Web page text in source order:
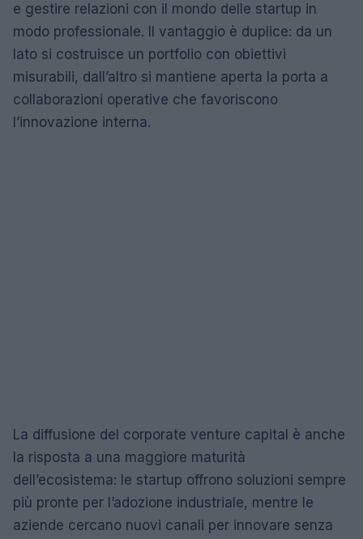
e gestire relazioni con il mondo delle startup in
modo professionale. Il vantaggio è duplice: da un
lato si costruisce un portfolio con obiettivi
misurabili, dall’altro si mantiene aperta la porta a
collaborazioni operative che favoriscono
l’innovazione interna.
La diffusione del corporate venture capital è anche
la risposta a una maggiore maturità
dell’ecosistema: le startup offrono soluzioni sempre
più pronte per l’adozione industriale, mentre le
aziende cercano nuovi canali per innovare senza